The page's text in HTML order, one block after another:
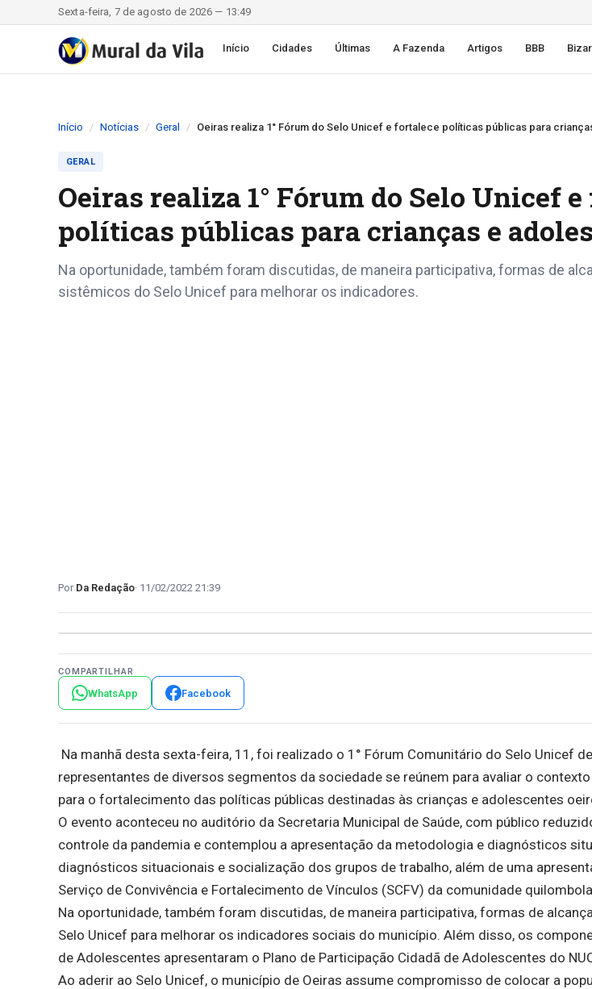
Sexta-feira, 7 de agosto de 2026 — 13:49
Início Cidades Últimas A Fazenda Artigos BBB
Início Notícias Geral Oeiras realiza 1° Fórum do Selo Unicef e fortalece políticas públicas para
GERAL
Oeiras realiza 1° Fórum do Selo Unicef
políticas públicas para crianças e
Na oportunidade, também foram discutidas, de maneira participativa, formas de
sistêmicos do Selo Unicef para melhorar os indicadores.
Da Redação 11/02/2022 21:39
COMPARTILHAR
WhatsApp Facebook
Na manhã desta sexta-feira, 11, foi realizado o 1° Fórum Comunitário do Selo Unicef
representantes de diversos segmentos da sociedade se reúnem para avaliar o
para o fortalecimento das políticas públicas destinadas às crianças e adolescentes
O evento aconteceu no auditório da Secretaria Municipal de Saúde, com público
controle da pandemia e contemplou a apresentação da metodologia e diagnósticos
diagnósticos situacionais e socialização dos grupos de trabalho, além de uma
Serviço de Convivência e Fortalecimento de Vínculos (SCFV) da comunidade
Na oportunidade, também foram discutidas, de maneira participativa, formas de
Selo Unicef para melhorar os indicadores sociais do município. Além disso, os
de Adolescentes apresentaram o Plano de Participação Cidadã de Adolescentes do
Ao aderir ao Selo Unicef, o município de Oeiras assume compromisso de colocar a